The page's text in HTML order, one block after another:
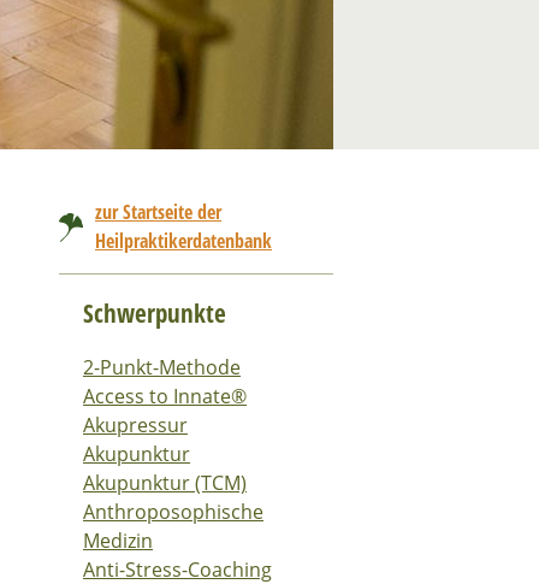
zur Startseite der
Heilpraktikerdatenbank
Schwerpunkte
2-Punkt-Methode
Access to Innate®
Akupressur
Akupunktur
Akupunktur (TCM)
Anthroposophische
Medizin
Anti-Stress-Coaching